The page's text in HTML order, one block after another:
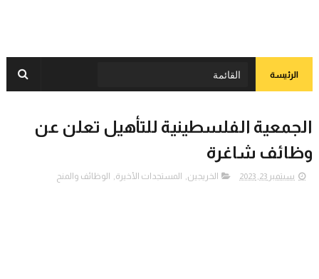
الرئيسة
الجمعية الفلسطينية للتأهيل تعلن عن
وظائف شاغرة
سبتمبر 23, 2023 الخريجين, المستجدات الأخيرة, الوظائف والمنح